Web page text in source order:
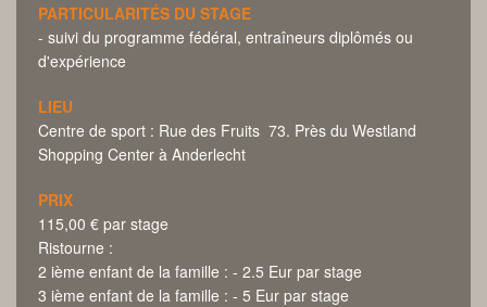
PARTICULARITÉS DU STAGE
- suivi du programme fédéral, entraîneurs diplômés ou
d'expérience
LIEU
Centre de sport : Rue des Fruits 73. Près du Westland
Shopping Center à Anderlecht
PRIX
115,00 € par stage
Ristourne :
2 ième enfant de la famille : - 2.5 Eur par stage
3 ième enfant de la famille : - 5 Eur par stage